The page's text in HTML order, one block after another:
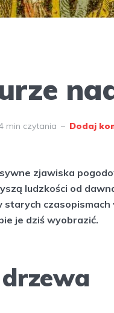
min czytania Dodaj
zjawiska
ludzkości od
je dziś wyobrazić.